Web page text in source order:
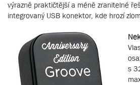
výrazně praktičtější a méně zranitelné
integrovaný USB konektor, kde hrozí
s